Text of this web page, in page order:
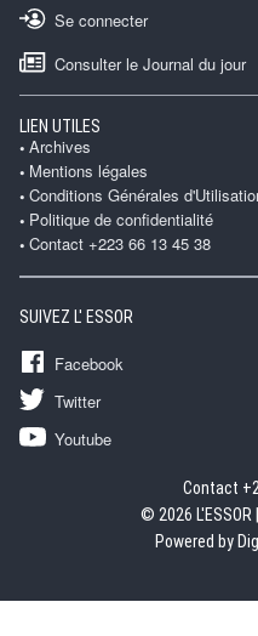
Se connecter
Consulter le Journal du jour
LIEN UTILES
Archives
Mentions légales
Conditions Générales
Politique de confidentialité
Contact +223 66 13 45 38
SUIVEZ L' ESSOR
Facebook
Twitter
Youtube
Contact
© 2026
Powered by